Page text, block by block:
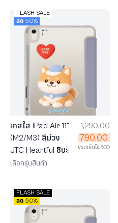
FLASH SALE
ลด 50%
เคสใส iPad Air 11"
(M2/M3) สีม่วง
JTC Heartful ชิบะ
1,290.00
790.00
ประหยัดไป 500
เลือกรุ่นสินค้า
FLASH SALE
ลด 50%